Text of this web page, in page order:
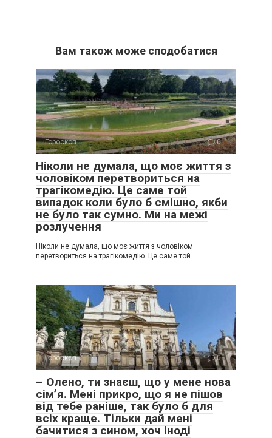
Вам також може сподобатися
Гороскоп 0
Ніколи не думала, що моє життя з
чоловіком перетвориться на
трагікомедію. Це саме той
випадок коли було б смішно, якби
не було так сумно. Ми на межі
розлучення
Ніколи не думала, що моє життя з чоловіком
перетвориться на трагікомедію. Це саме той
Гороскоп 0
– Олено, ти знаєш, що у мене нова
сім’я. Мені прикро, що я не пішов
від тебе раніше, так було б для
всіх краще. Тільки дай мені
бачитися з сином, хоч іноді